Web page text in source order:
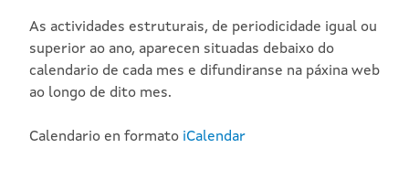
As actividades estruturais, de periodicidade igual ou
superior ao ano, aparecen situadas debaixo do
calendario de cada mes e difundiranse na páxina web
ao longo de dito mes.
Calendario en formato iCalendar